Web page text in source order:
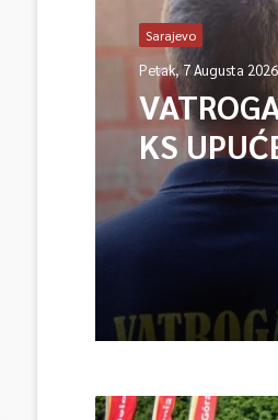
Sarajevo
Petak, 7 Augusta
KS